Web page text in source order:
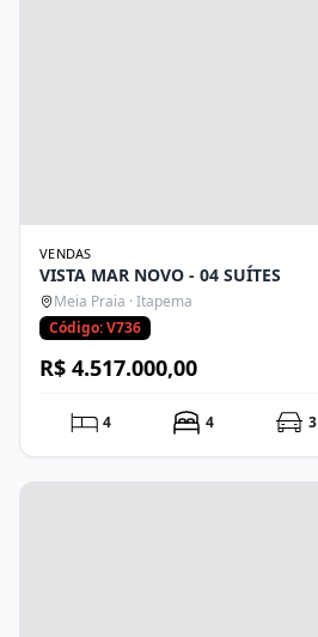
VENDAS
VISTA MAR NOVO - 04 SUÍTES
Meia Praia · Itapema
Código: V736
R$ 4.517.000,00
4 4 3